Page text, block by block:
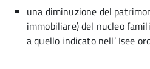
una diminuzione del
immobiliare) del nucleo
a quello indicato nell’ Isee